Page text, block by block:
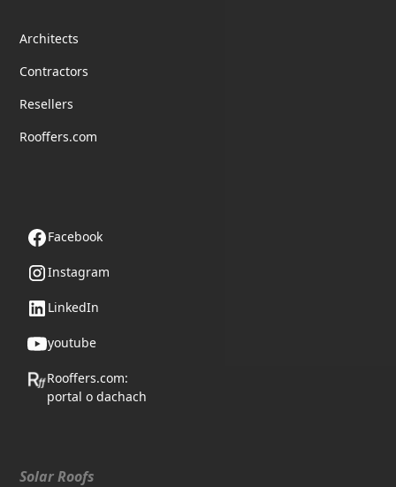
Architects
Contractors
Resellers
Rooffers.com
Facebook
Instagram
LinkedIn
youtube
Rooffers.com:
portal o dachach
Solar Roofs